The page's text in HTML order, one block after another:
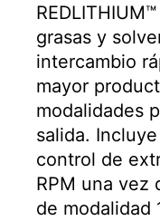
grasas y
intercambio
mayor
modalidades
salida.
control de
RPM una vez
de modalidad